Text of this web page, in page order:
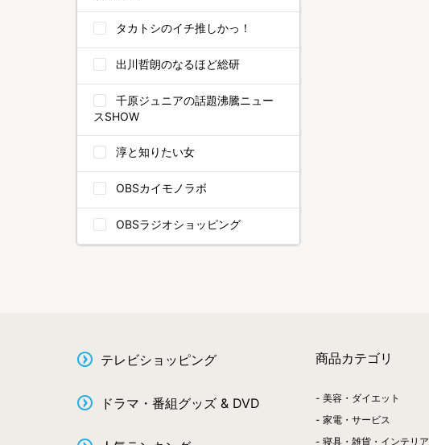
タカトシのイチ推しかっ！
出川哲朗のなるほど総研
千原ジュニアの話題沸騰ニュー
スSHOW
淳と知りたい女
OBSカイモノラボ
OBSラジオショッピング
テレビショッピング
ドラマ・番組グッズ & DVD
商品カテゴリ
美容・ダイエット
家電・サービス
寝具・雑貨・インテリア